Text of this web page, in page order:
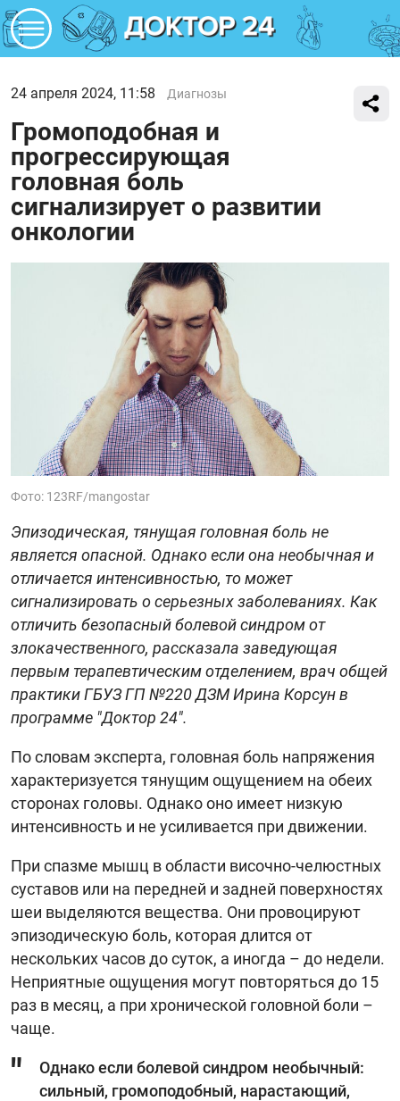
24 апреля 2024, 11:58 Диагнозы
Громоподобная и
прогрессирующая
головная боль
сигнализирует о развитии
онкологии
Фото: 123RF/mangostar
Эпизодическая, тянущая головная боль не
является опасной. Однако если она необычная и
отличается интенсивностью, то может
сигнализировать о серьезных заболеваниях. Как
отличить безопасный болевой синдром от
злокачественного, рассказала заведующая
первым терапевтическим отделением, врач общей
практики ГБУЗ ГП №220 ДЗМ Ирина Корсун в
программе "Доктор 24".
По словам эксперта, головная боль напряжения
характеризуется тянущим ощущением на обеих
сторонах головы. Однако оно имеет низкую
интенсивность и не усиливается при движении.
При спазме мышц в области височно-челюстных
суставов или на передней и задней поверхностях
шеи выделяются вещества. Они провоцируют
эпизодическую боль, которая длится от
нескольких часов до суток, а иногда – до недели.
Неприятные ощущения могут повторяться до 15
раз в месяц, а при хронической головной боли –
чаще.
Однако если болевой синдром необычный:
сильный, громоподобный, нарастающий,